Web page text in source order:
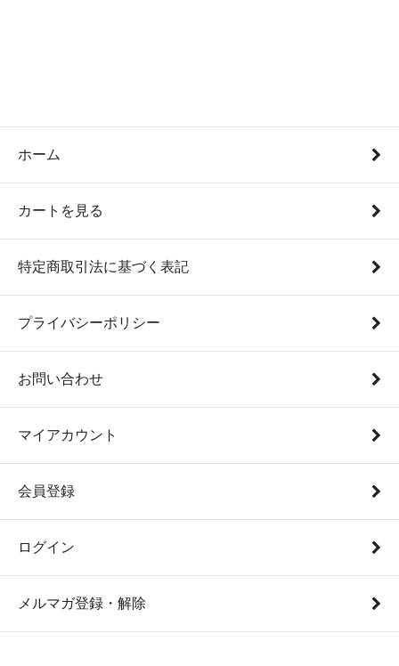
ホーム
カートを見る
特定商取引法に基づく表記
プライバシーポリシー
お問い合わせ
マイアカウント
会員登録
ログイン
メルマガ登録・解除